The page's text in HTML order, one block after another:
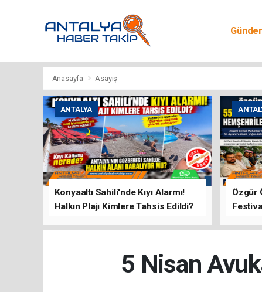
Anasayfa Asayiş
ANTALYA
Konyaaltı Sahili'nde Kıyı Alarmı!
Halkın Plajı Kimlere Tahsis Edildi?
Özgür
5 Nisan